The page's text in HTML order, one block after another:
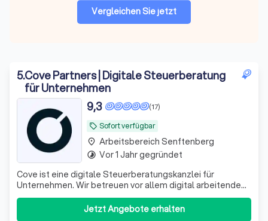
Vergleichen Sie jetzt
5.Cove Partners | Digitale Steuerberatung
für Unternehmen
local_offer Sofort verfügbar
(17)
9,3
Cove ist eine digitale Steuerberatungskanzlei für
Unternehmen. Wir betreuen vor allem digital arbeitende
Kapitalgesellschaften – GmbH, UG und AG – mit laufender
Finanzbuchhaltung, Umsatzsteuervoranmeldungen,
Jahresabschlüssen, Steuererklärungen und
Jetzt Angebote erhalten
place Arbeitsbereich Senftenberg
timelapse Vor 1 Jahr gegründet